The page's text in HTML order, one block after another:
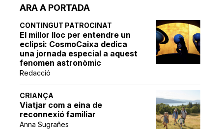
ARA A PORTADA
CONTINGUT PATROCINAT
El millor lloc per entendre un
eclipsi: CosmoCaixa dedica
una jornada especial a aquest
fenomen astronòmic
Redacció
CRIANÇA
Viatjar com a eina de
reconnexió familiar
Anna Sugrañes